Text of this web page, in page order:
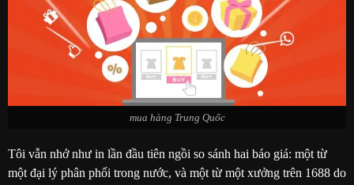
mua hàng Trung Quốc
Tôi vẫn nhớ như in lần đầu tiên ngồi so sánh hai báo giá: một từ
một đại lý phân phối trong nước, và một từ một xưởng trên 1688 do